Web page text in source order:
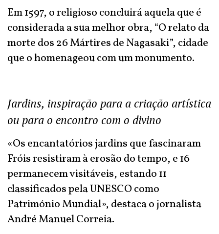
Em 1597, o religioso concluirá aquela que é
considerada a sua melhor obra, “O relato da
morte dos 26 Mártires de Nagasaki”, cidade
que o homenageou com um monumento.
Jardins, inspiração para a criação artística
ou para o encontro com o divino
«Os encantatórios jardins que fascinaram
Fróis resistiram à erosão do tempo, e 16
permanecem visitáveis, estando 11
classificados pela UNESCO como
Património Mundial», destaca o jornalista
André Manuel Correia.